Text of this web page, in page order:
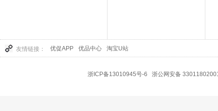
友情链接： 优促APP 优品中心 淘宝U站
浙ICP备13010945号-6 浙公网安备